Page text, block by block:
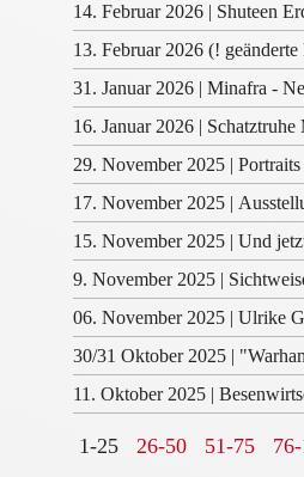
14. Februar 2026 | Shuteen
13. Februar 2026 (!
31. Januar 2026 | Minafra ‑
16. Januar 2026 |
29. November 2025 | Portraits
17. November 2025 |
15. November 2025 | Und
9. November 2025 |
06. November 2025 | Ulrike
30/31 Oktober 2025 |
11. Oktober 2025 |
1-25 26-50 51-75